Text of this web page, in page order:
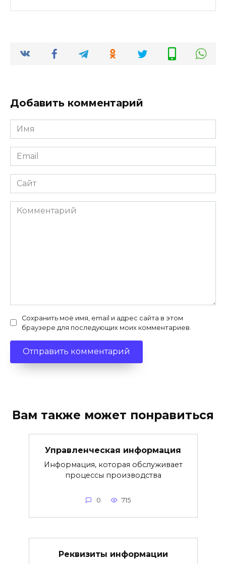
Добавить комментарий
Имя
*
Email
*
Сайт
Комментарий
Сохранить моё имя, email и адрес сайта в этом
браузере для последующих моих комментариев.
Вам также может понравиться
Управленческая информация
Информация, которая обслуживает
процессы производства
0 715
Реквизиты информации